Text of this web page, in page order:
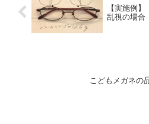
【実施例
乱視の場合
こどもメガネの